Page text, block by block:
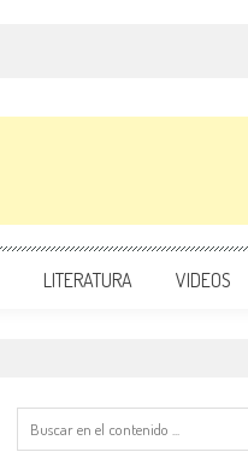
LITERATURA VIDEOS